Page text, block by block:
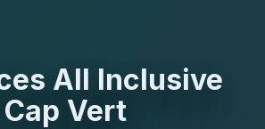
All Inclusive
Cap Vert